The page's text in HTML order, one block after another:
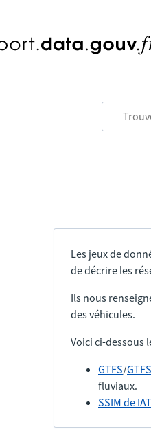
Les jeux de
de décrire les
Ils nous
des véhicules.
Voici ci-dessous
GTFS/
fluviaux.
SSIM de